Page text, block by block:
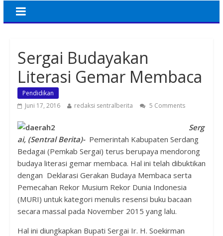
Sergai Budayakan
Literasi Gemar Membaca
Pendidikan
Juni 17, 2016
redaksi sentralberita 5 Comments
Serg
ai, (Sentral Berita)- Pemerintah Kabupaten Serdang
Bedagai (Pemkab Sergai) terus berupaya mendorong
budaya literasi gemar membaca. Hal ini telah dibuktikan
dengan Deklarasi Gerakan Budaya Membaca serta
Pemecahan Rekor Musium Rekor Dunia Indonesia
(MURI) untuk kategori menulis resensi buku bacaan
secara massal pada November 2015 yang lalu.
Hal ini diungkapkan Bupati Sergai Ir. H. Soekirman